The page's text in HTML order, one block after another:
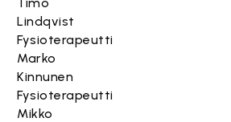
Lindqvist
Fysioterapeutti
Marko
Kinnunen
Fysioterapeutti
Mikko